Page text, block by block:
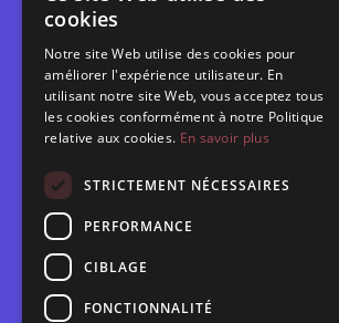
Calendrier
Programme des spectacles
Brèves
Espace scolaire
cookies
Notre site Web utilise des cookies pour
améliorer l'expérience utilisateur. En
utilisant notre site Web, vous acceptez tous
les cookies conformément à notre Politique
relative aux cookies. En savoir plus
STRICTEMENT NÉCESSAIRES
PERFORMANCE
CIBLAGE
FONCTIONNALITÉ